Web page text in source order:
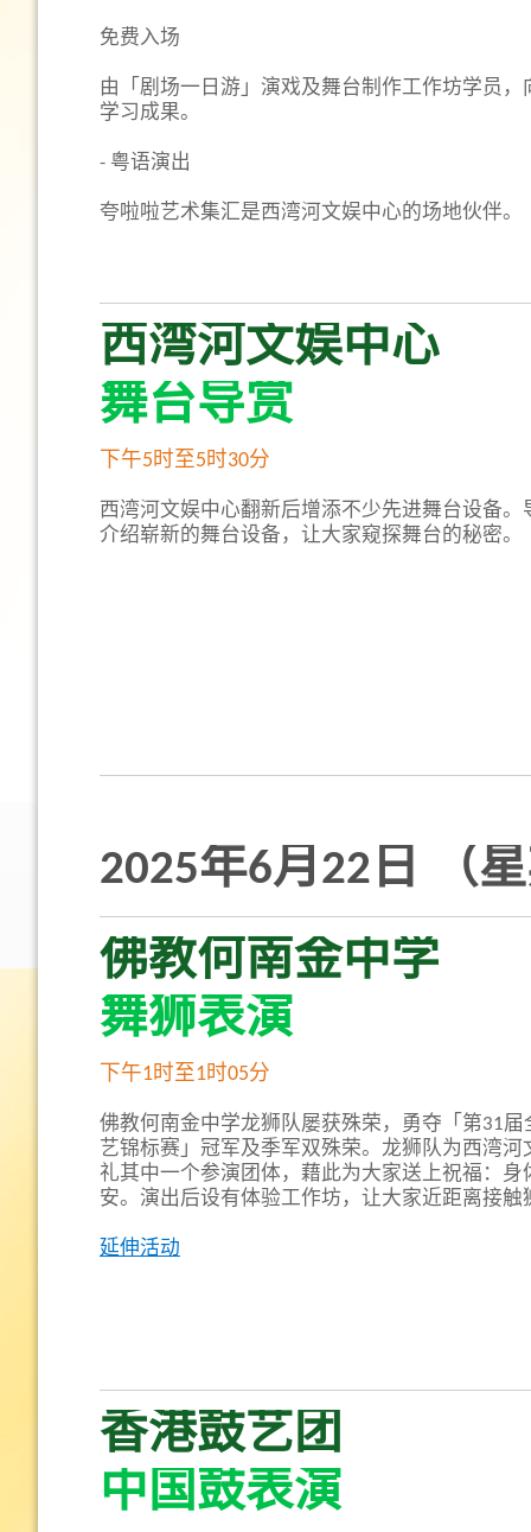
免费入场
由「剧场一日游」演戏及舞台制作工作坊学员，
学习成果。
- 粤语演出
夸啦啦艺术集汇是西湾河文娱中心的场地伙伴。
西湾河文娱中心
舞台导赏
下午5时至5时30分
西湾河文娱中心翻新后增添不少先进舞台设备。
介绍崭新的舞台设备，让大家窥探舞台的秘密。
2025年6月22日 （
佛教何南金中学
舞狮表演
下午1时至1时05分
佛教何南金中学龙狮队屡获殊荣，勇夺「第31
艺锦标赛」冠军及季军双殊荣。龙狮队为西湾河
礼其中一个参演团体，藉此为大家送上祝福：身
安。演出后设有体验工作坊，让大家近距离接触
延伸活动
香港鼓艺团
中国鼓表演